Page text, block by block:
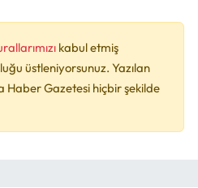
kabul etmiş
üstleniyorsunuz. Yazılan
Gazetesi hiçbir şekilde